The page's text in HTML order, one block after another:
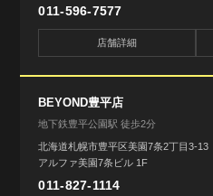
011-596-7577
店舗詳細
BEYOND豊平店
地下鉄豊平公園駅 徒歩2分
北海道札幌市豊平区美園7条2丁目3-13
アルファ美園7条ビル 1F
011-827-1114